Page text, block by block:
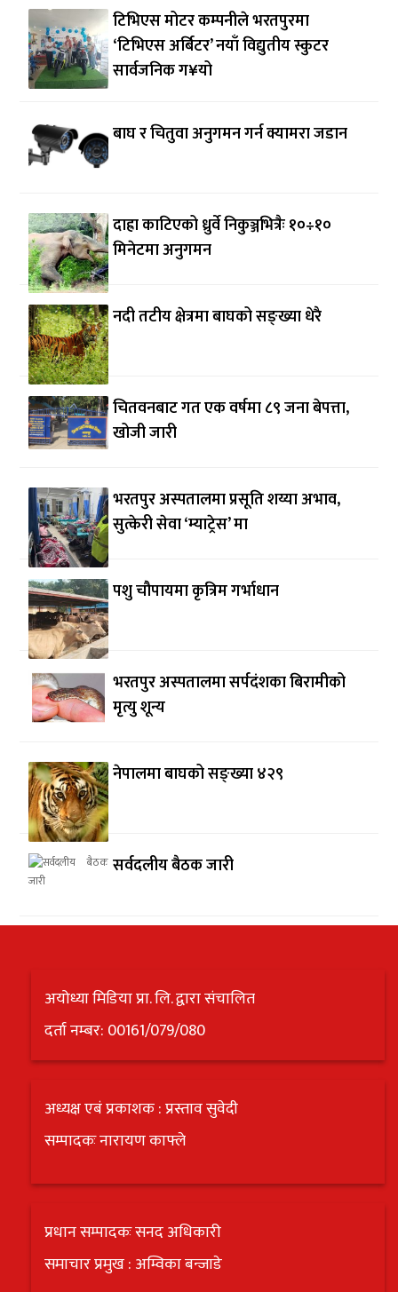
टिभिएस मोटर कम्पनीले भरतपुरमा
‘टिभिएस अर्बिटर’ नयाँ विद्युतीय स्कुटर
सार्वजनिक ग¥यो
बाघ र चितुवा अनुगमन गर्न क्यामरा जडान
दाह्रा काटिएको ध्रुर्वे निकुञ्जभित्रैः १०÷१०
मिनेटमा अनुगमन
नदी तटीय क्षेत्रमा बाघको सङ्ख्या धेरै
चितवनबाट गत एक वर्षमा ८९ जना बेपत्ता,
खोजी जारी
भरतपुर अस्पतालमा प्रसूति शय्या अभाव,
सुत्केरी सेवा ‘म्याट्रेस’ मा
पशु चौपायमा कृत्रिम गर्भाधान
भरतपुर अस्पतालमा सर्पदंशका बिरामीको
मृत्यु शून्य
नेपालमा बाघको सङ्ख्या ४२९
सर्वदलीय बैठक जारी
अयोध्या मिडिया प्रा. लि. द्वारा संचालित
दर्ता नम्बर: 00161/079/080
अध्यक्ष एबं प्रकाशक : प्रस्ताव सुवेदी
सम्पादकः नारायण काफ्ले
प्रधान सम्पादकः सनद अधिकारी
समाचार प्रमुख : अम्विका बन्जाडे